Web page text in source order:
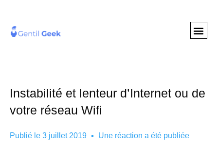
Instabilité et lenteur d’Internet ou de
votre réseau Wifi
Publié le 3 juillet 2019 Une réaction a été publiée